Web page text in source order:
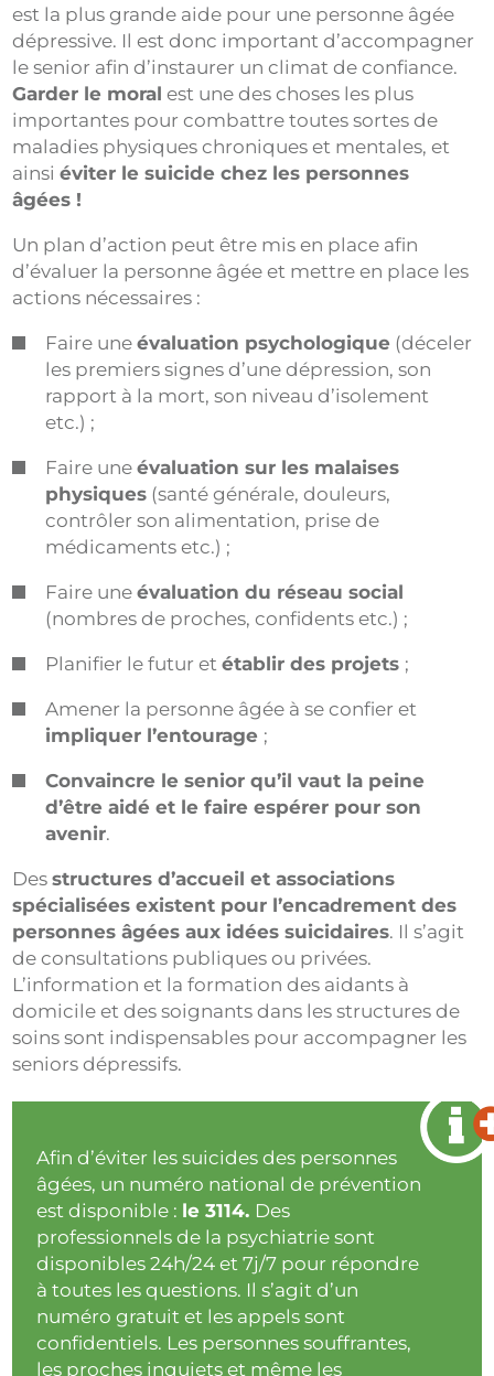
est la plus grande aide pour une personne âgée
dépressive. Il est donc important d’accompagner
le senior afin d’instaurer un climat de confiance.
Garder le moral est une des choses les plus
importantes pour combattre toutes sortes de
maladies physiques chroniques et mentales, et
ainsiéviter le suicide chez les personnes
âgées !
Un plan d’action peut être mis en place afin
d’évaluer la personne âgée et mettre en place les
actions nécessaires :
Faire uneévaluation psychologique (déceler
les premiers signes d’une dépression, son
rapport à la mort, son niveau d’isolement
etc.) ;
Faire uneévaluation sur les malaises
physiques (santé générale, douleurs,
contrôler son alimentation, prise de
médicaments etc.) ;
Faire uneévaluation du réseau social
(nombres de proches, confidents etc.) ;
Planifier le futur etétablir des projets ;
Amener la personne âgée à se confier et
impliquer l’entourage ;
Convaincre le senior qu’il vaut la peine
d’être aidé et le faire espérer pour son
avenir.
Desstructures d’accueil et associations
spécialisées existent pour l’encadrement des
personnes âgées aux idées suicidaires. Il s’agit
de consultations publiques ou privées.
L’information et la formation des aidants à
domicile et des soignants dans les structures de
soins sont indispensables pour accompagner les
seniors dépressifs.
Afin d’éviter les suicides des personnes
âgées, un numéro national de prévention
est disponible : le 3114. Des
professionnels de la psychiatrie sont
disponibles 24h/24 et 7j/7 pour répondre
à toutes les questions. Il s’agit d’un
numéro gratuit et les appels sont
confidentiels. Les personnes souffrantes,
les proches inquiets et même les